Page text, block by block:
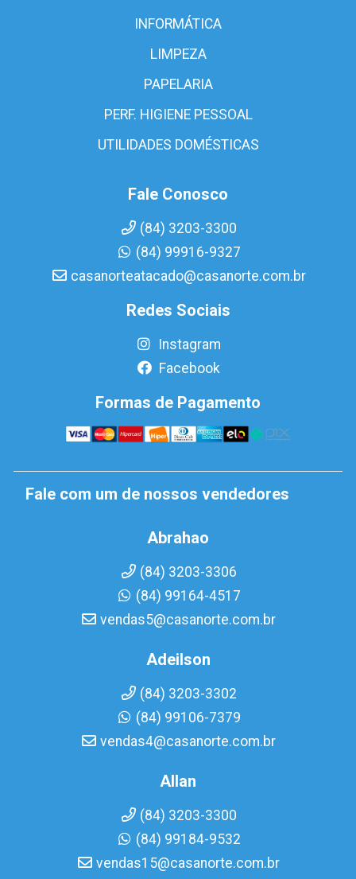
INFORMÁTICA
LIMPEZA
PAPELARIA
PERF. HIGIENE PESSOAL
UTILIDADES DOMÉSTICAS
Fale Conosco
(84) 3203-3300
(84) 99916-9327
casanorteatacado@casanorte.com.br
Redes Sociais
Instagram
Facebook
Formas de Pagamento
Fale com um de nossos vendedores
Abrahao
(84) 3203-3306
(84) 99164-4517
vendas5@casanorte.com.br
Adeilson
(84) 3203-3302
(84) 99106-7379
vendas4@casanorte.com.br
Allan
(84) 3203-3300
(84) 99184-9532
vendas15@casanorte.com.br